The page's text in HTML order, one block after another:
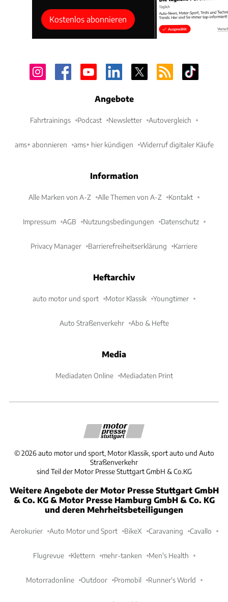
Kostenlos abonnieren
Angebote
Fahrtrainings Podcast Newsletter Autovergleich
ams+ abonnieren ams+ hier kündigen Widerruf digitaler Käufe
Information
Alle Marken von A-Z Alle Themen von A-Z Kontakt
Impressum AGB Nutzungsbedingungen Datenschutz
Privacy Manager Barrierefreiheitserklärung Karriere
Heftarchiv
auto motor und sport Motor Klassik Youngtimer
Auto Straßenverkehr Abo & Hefte
Media
Mediadaten Online Mediadaten Print
©2026 auto motor und sport, Motor Klassik, sport auto und Auto
Straßenverkehr
sind Teil der Motor Presse Stuttgart GmbH & Co.KG
Weitere Angebote der Motor Presse Stuttgart GmbH
& Co. KG & Motor Presse Hamburg GmbH & Co. KG
und deren Mehrheitsbeteiligungen
Aerokurier Auto Motor und Sport BikeX Caravaning Cavallo
Flugrevue Klettern mehr-tanken Men's Health
Motorradonline Outdoor Promobil Runner's World